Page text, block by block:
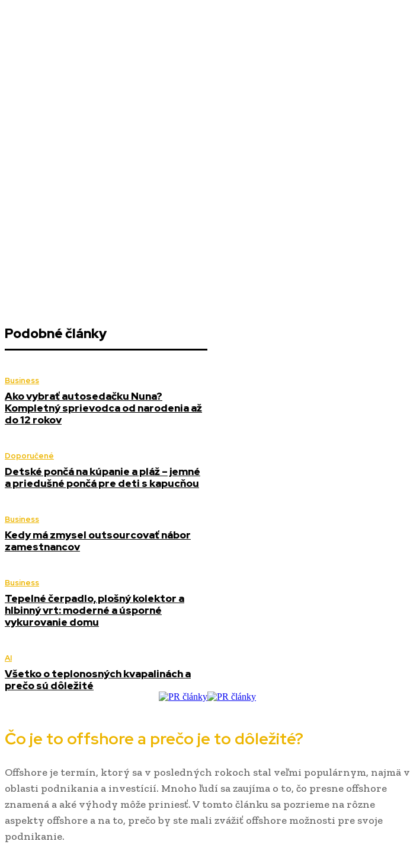
Podobné články
Business
Ako vybrať autosedačku Nuna?
Kompletný sprievodca od narodenia až
do 12 rokov
Doporučené
Detské pončá na kúpanie a pláž – jemné
a priedušné pončá pre deti s kapucňou
Business
Kedy má zmysel outsourcovať nábor
zamestnancov
Business
Tepelné čerpadlo, plošný kolektor a
hlbinný vrt: moderné a úsporné
vykurovanie domu
AI
Všetko o teplonosných kvapalinách a
prečo sú dôležité
Čo je to offshore a prečo je to dôležité?
Offshore je termín, ktorý sa v posledných rokoch stal veľmi populárnym, najmä v
oblasti podnikania a investícií. Mnoho ľudí sa zaujíma o to, čo presne offshore
znamená a aké výhody môže priniesť. V tomto článku sa pozrieme na rôzne
aspekty offshore a na to, prečo by ste mali zvážiť offshore možnosti pre svoje
podnikanie.